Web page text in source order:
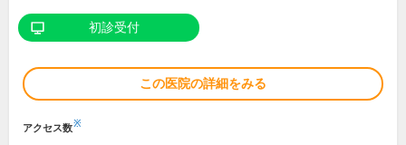
初診受付
この医院の詳細をみる
アクセス数※